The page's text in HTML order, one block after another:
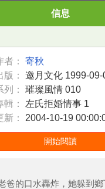
信息
者：
寄秋
版：
邀月文化 1999-09-
列：
璀璨風情 010
輯：
左氏拒婚情事 1
新：
2004-10-19
開始閱讀
爸的口水轟炸，她躲到